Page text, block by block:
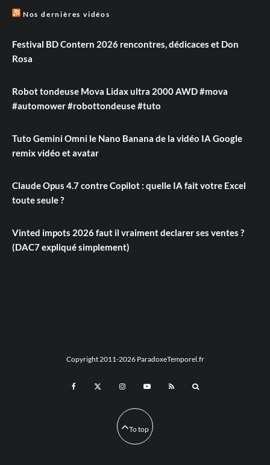
Nos dernières vidéos
Festival BD Contern 2026 rencontres, dédicaces et Don
Rosa
Robot tondeuse Mova Lidax ultra 2000 AWD #mova
#automower #robottondeuse #tuto
Tuto Gemini Omni le Nano Banana de la vidéo IA Google
remix vidéo et avatar
Claude Opus 4.7 contre Copilot : quelle IA fait votre Excel
toute seule ?
Vinted impots 2026 faut il vraiment declarer ses ventes ?
(DAC7 expliqué simplement)
Copyright 2011-2026 ParadoxeTemporel.fr
To top